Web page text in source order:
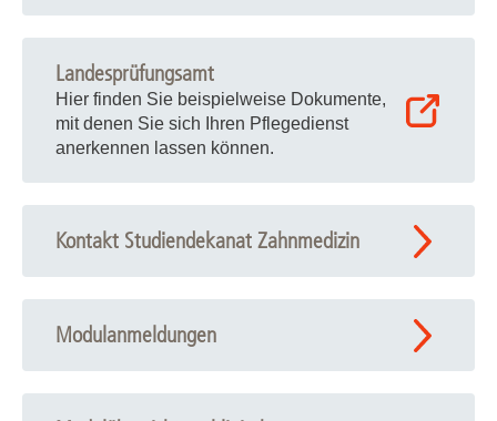
Landesprüfungsamt
Hier finden Sie beispielweise Dokumente,
mit denen Sie sich Ihren Pflegedienst
anerkennen lassen können.
Kontakt Studiendekanat Zahnmedizin
Modulanmeldungen